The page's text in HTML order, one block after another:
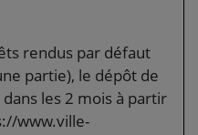
rendus par défaut
partie), le dépôt de
les 2 mois à partir
www.ville-